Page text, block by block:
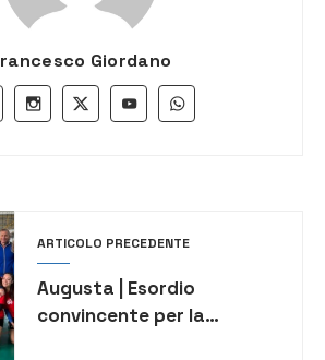
Giordano
ARTICOLO PRECEDENTE
Augusta | Esordio
convincente per la